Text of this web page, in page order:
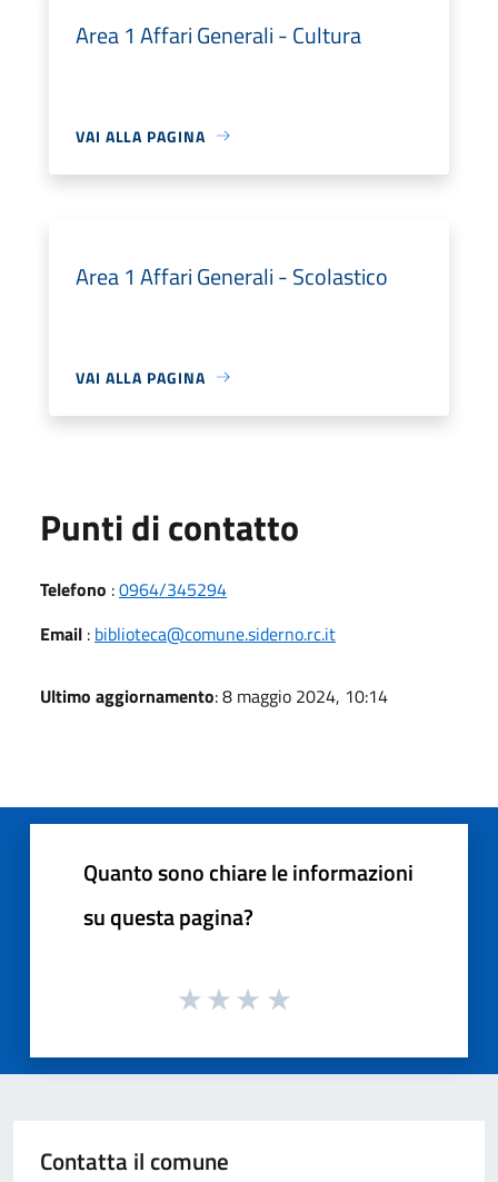
Area 1 Affari Generali - Cultura
VAI ALLA PAGINA
Area 1 Affari Generali - Scolastico
VAI ALLA PAGINA
Punti di contatto
Telefono :0964/345294
Email : biblioteca@comune.siderno.rc.it
Ultimo aggiornamento: 8 maggio 2024, 10:14
Quanto sono chiare le informazioni
su questa pagina?
Contatta il comune